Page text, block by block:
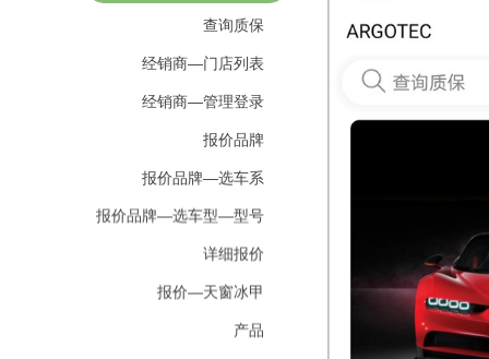
查询质保
经销商—门店列表
经销商—管理登录
报价品牌
报价品牌—选车系
报价品牌—选车型—型号
详细报价
报价—天窗冰甲
产品